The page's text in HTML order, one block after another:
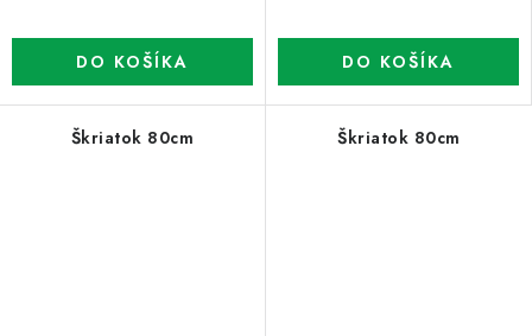
DO KOŠÍKA DO KOŠÍKA
Škriatok 80cm Škriatok 80cm